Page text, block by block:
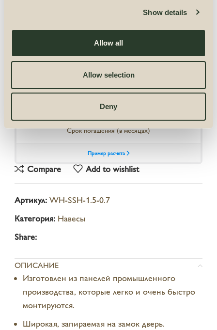
Show details
Allow all
Allow selection
Deny
В КОРЗИНУ
Compare Add to wishlist
Артикул: WH-SSH-1.5-0.7
Категория: Навесы
Share:
ОПИСАНИЕ
Изготовлен из панелей промышленного
производства, которые легко и очень быстро
монтируются.
Широкая, запираемая на замок дверь.